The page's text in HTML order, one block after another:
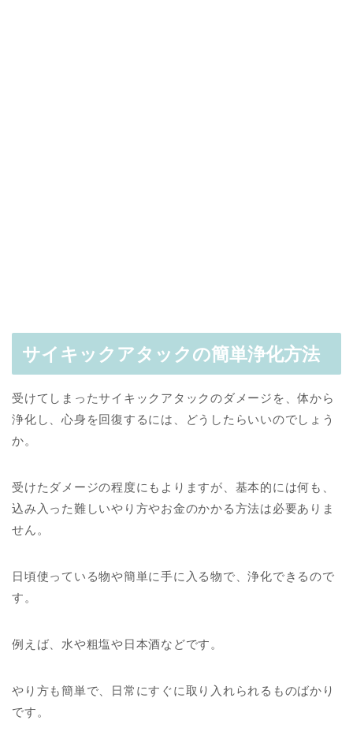
サイキックアタックの簡単浄化方法
受けてしまったサイキックアタックのダメージを、体から
浄化し、心身を回復するには、どうしたらいいのでしょう
か。
受けたダメージの程度にもよりますが、基本的には何も、
込み入った難しいやり方やお金のかかる方法は必要ありま
せん。
日頃使っている物や簡単に手に入る物で、浄化できるので
す。
例えば、水や粗塩や日本酒などです。
やり方も簡単で、日常にすぐに取り入れられるものばかり
です。